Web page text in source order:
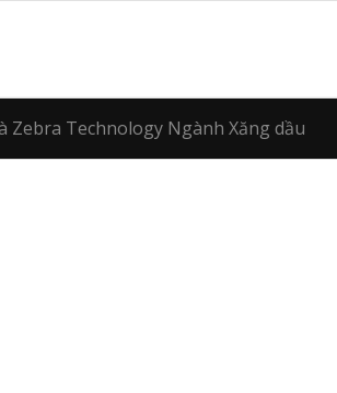
Zebra Technology Ngành Xăng dầu